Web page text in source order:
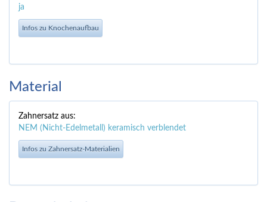
ja
Infos zu Knochenaufbau
Material
Zahnersatz aus:
NEM (Nicht-Edelmetall) keramisch verblendet
Infos zu Zahnersatz-Materialien